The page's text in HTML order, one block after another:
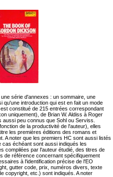
une série d'annexes : un sommaire, une
qu'une introduction qui est en fait un mode
constitué de 215 entrées correspondant
uniquement), de Brian W. Aldiss à Roger
peu connus que Sohl ou Serviss.
de la productivité de l'auteur), elles
les premières éditions des romans et
A noter que les premiers HC sont aussi listés
échéant sont aussi indiqués les
compilées par l'auteur étudié, des titres de
de référence concernant spécifiquement
à l'identification précise de l'EO
gutter code, prix, numéros divers, texte
copyright, etc.) sont indiqués. A noter